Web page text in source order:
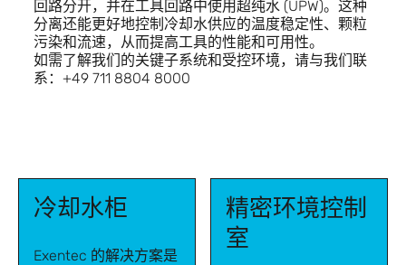
回路分开，并在工具回路中使用超纯水 (UPW)。这种
分离还能更好地控制冷却水供应的温度稳定性、颗粒
污染和流速，从而提高工具的性能和可用性。
如需了解我们的关键子系统和受控环境，请与我们联
系：+49 711 8804 8000
冷却水柜
Exentec 的解决方案是
精密环境控制
室